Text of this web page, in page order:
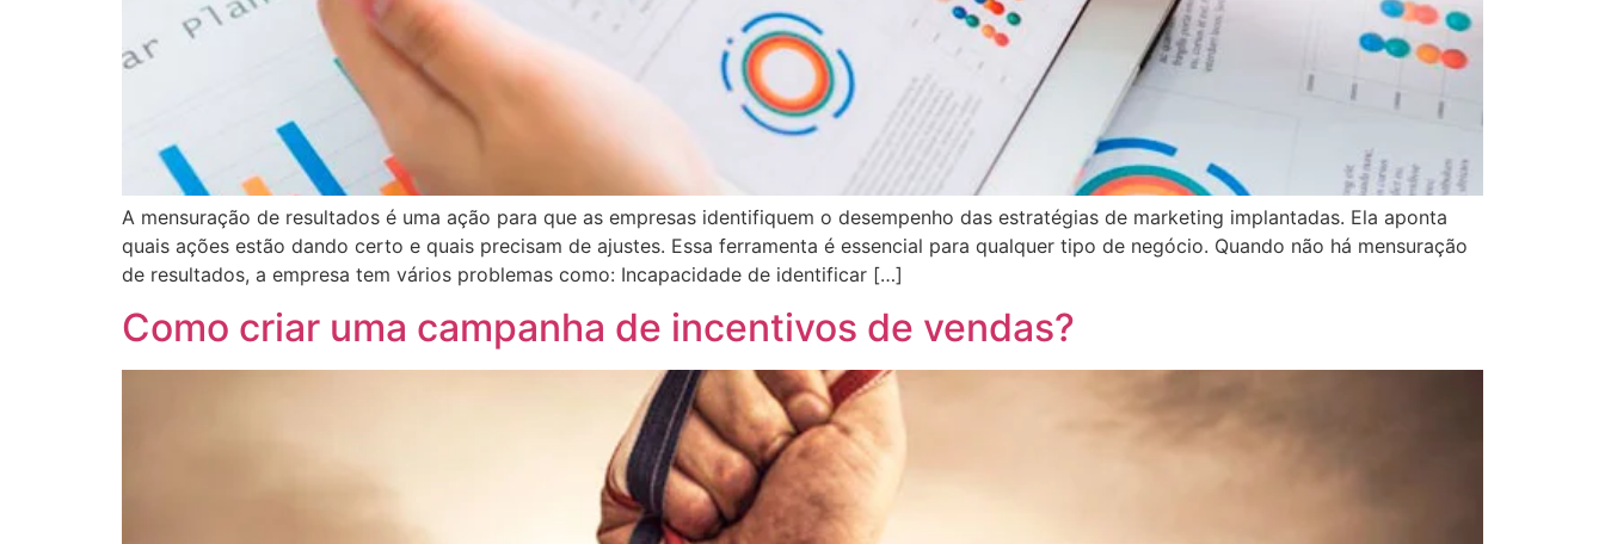
A mensuração de resultados é uma ação para que as empresas identifiquem o desempenho das estratégias de marketing implantadas. Ela aponta
quais ações estão dando certo e quais precisam de ajustes. Essa ferramenta é essencial para qualquer tipo de negócio. Quando não há mensuração
de resultados, a empresa tem vários problemas como: Incapacidade de identificar […]
Como criar uma campanha de incentivos de vendas?